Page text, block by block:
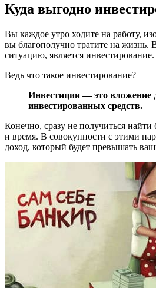
Куда выгодно
Вы каждое утро ходите на работу,
вы благополучно тратите на
ситуацию, является инвестирование.
Ведь что такое инвестирование?
Инвестиции — это вложение
инвестированных средств.
Конечно, сразу не получиться
и время. В совокупности с этими
доход, который будет превышать